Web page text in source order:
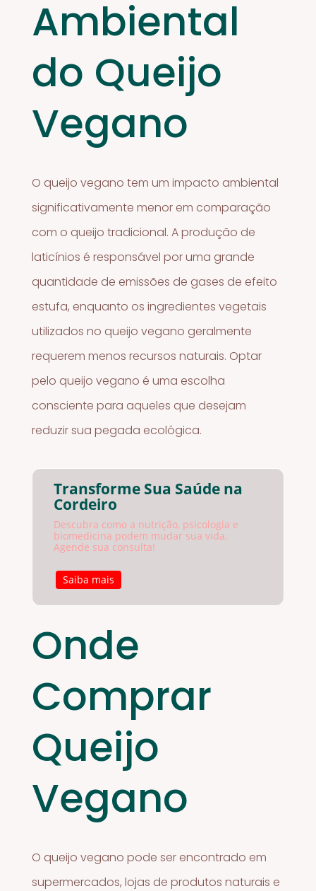
Ambiental
do Queijo
Vegano
O queijo vegano tem um impacto ambiental
significativamente menor em comparação
com o queijo tradicional. A produção de
laticínios é responsável por uma grande
quantidade de emissões de gases de efeito
estufa, enquanto os ingredientes vegetais
utilizados no queijo vegano geralmente
requerem menos recursos naturais. Optar
pelo queijo vegano é uma escolha
consciente para aqueles que desejam
reduzir sua pegada ecológica.
Transforme Sua Saúde na
Cordeiro
Descubra como a nutrição, psicologia e
biomedicina podem mudar sua vida.
Agende sua consulta!
Saiba mais
Onde
Comprar
Queijo
Vegano
O queijo vegano pode ser encontrado em
supermercados, lojas de produtos naturais e